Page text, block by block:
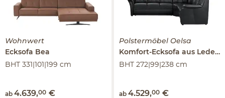
Wohnwert
Ecksofa Bea
BHT 331|101|199 cm
ab 4.639,00 €
Polstermöbel Oelsa
Komfort-Ecksofa aus Leder
BHT 272|99|238 cm
ab 4.529,00 €